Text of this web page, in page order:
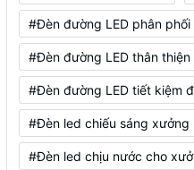
#Đèn đường LED phân phối
#Đèn đường LED thân thiện
#Đèn đường LED tiết kiệm
#Đèn led chiếu sáng xưởng
#Đèn led chịu nước cho